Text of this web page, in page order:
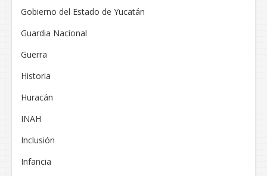
Gobierno del Estado de Yucatán
Guardia Nacional
Guerra
Historia
Huracán
INAH
Inclusión
Infancia